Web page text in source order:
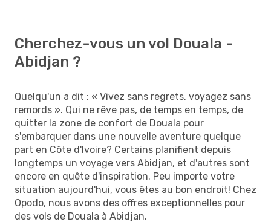
Cherchez-vous un vol Douala -
Abidjan ?
Quelqu'un a dit : « Vivez sans regrets, voyagez sans
remords ». Qui ne rêve pas, de temps en temps, de
quitter la zone de confort de Douala pour
s'embarquer dans une nouvelle aventure quelque
part en Côte d'Ivoire? Certains planifient depuis
longtemps un voyage vers Abidjan, et d'autres sont
encore en quête d'inspiration. Peu importe votre
situation aujourd'hui, vous êtes au bon endroit! Chez
Opodo, nous avons des offres exceptionnelles pour
des vols de Douala à Abidjan.